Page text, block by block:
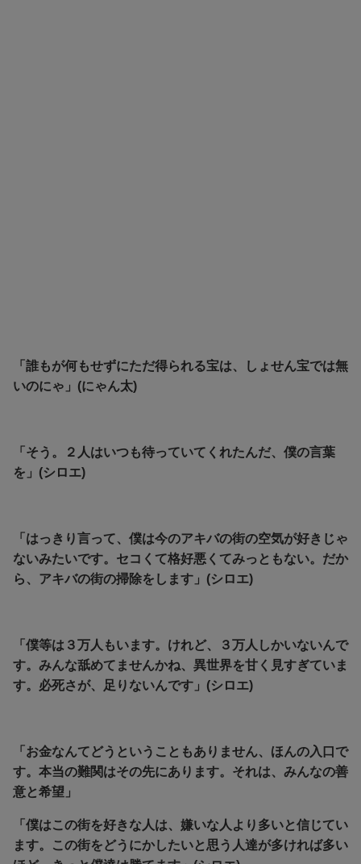
「誰もが何もせずにただ得られる宝は、しょせん宝では無
いのにゃ」(にゃん太)
「そう。２人はいつも待っていてくれたんだ、僕の言葉
を」(シロエ)
「はっきり言って、僕は今のアキバの街の空気が好きじゃ
ないみたいです。セコくて格好悪くてみっともない。だか
ら、アキバの街の掃除をします」(シロエ)
「僕等は３万人もいます。けれど、３万人しかいないんで
す。みんな舐めてませんかね、異世界を甘く見すぎていま
す。必死さが、足りないんです」(シロエ)
「お金なんてどうということもありません、ほんの入口で
す。本当の難関はその先にあります。それは、みんなの善
意と希望」
「僕はこの街を好きな人は、嫌いな人より多いと信じてい
ます。この街をどうにかしたいと思う人達が多ければ多い